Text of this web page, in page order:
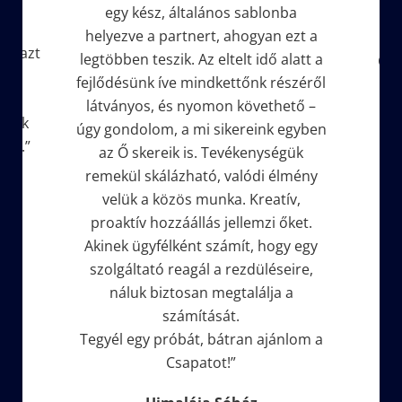
alatt a
egyben
Horváth Marcell
Csodakertész Barna Faiskola Kft.